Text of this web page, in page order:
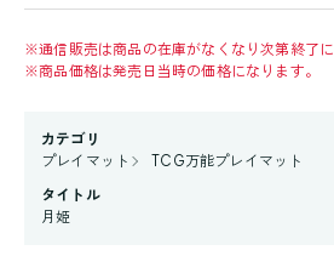
※通信販売は商品の在庫がなくなり次第終了に
※商品価格は発売日当時の価格になります。
カテゴリ
プレイマット
TCG万能プレイマット
タイトル
月姫